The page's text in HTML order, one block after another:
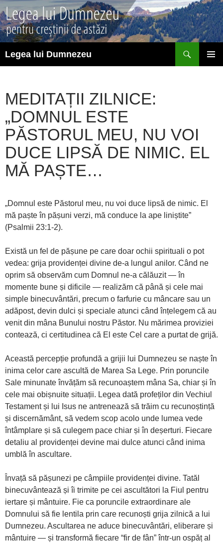
Sari
la
conținut
Legea lui Dumnezeu
MEDITAȚII ZILNICE:
„DOMNUL ESTE
PĂSTORUL MEU, NU VOI
DUCE LIPSĂ DE NIMIC. EL
MĂ PAȘTE…
„Domnul este Păstorul meu, nu voi duce lipsă de nimic. El
mă paște în pășuni verzi, mă conduce la ape liniștite”
(Psalmii 23:1-2).
Există un fel de pășune pe care doar ochii spirituali o pot
vedea: grija providenței divine de-a lungul anilor. Când ne
oprim să observăm cum Domnul ne-a călăuzit — în
momente bune și dificile — realizăm că până și cele mai
simple binecuvântări, precum o farfurie cu mâncare sau un
adăpost, devin dulci și speciale atunci când înțelegem că au
venit din mâna Bunului nostru Păstor. Nu mărimea proviziei
contează, ci certitudinea că El este Cel care a purtat de grijă.
Această percepție profundă a grijii lui Dumnezeu se naște în
inima celor care ascultă de Marea Sa Lege. Prin poruncile
Sale minunate învățăm să recunoaștem mâna Sa, chiar și în
cele mai obișnuite situații. Legea dată profeților din Vechiul
Testament și lui Isus ne antrenează să trăim cu recunoștință
și discernământ, să vedem scop acolo unde lumea vede
întâmplare și să culegem pace chiar și în deșerturi. Fiecare
detaliu al providenței devine mai dulce atunci când inima
umblă în ascultare.
Învață să pășunezi pe câmpiile providenței divine. Tatăl
binecuvântează și îi trimite pe cei ascultători la Fiul pentru
iertare și mântuire. Fie ca poruncile extraordinare ale
Domnului să fie lentila prin care recunoști grija zilnică a lui
Dumnezeu. Ascultarea ne aduce binecuvântări, eliberare și
mântuire — și transformă fiecare “fir de fân” într-un ospăț al